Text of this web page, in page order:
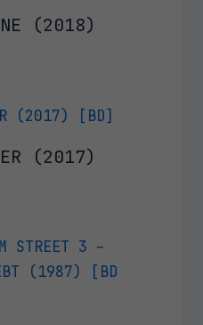
(2018)
(2017)